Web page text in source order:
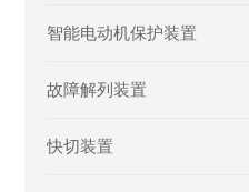
智能电动机保护装置
故障解列装置
快切装置